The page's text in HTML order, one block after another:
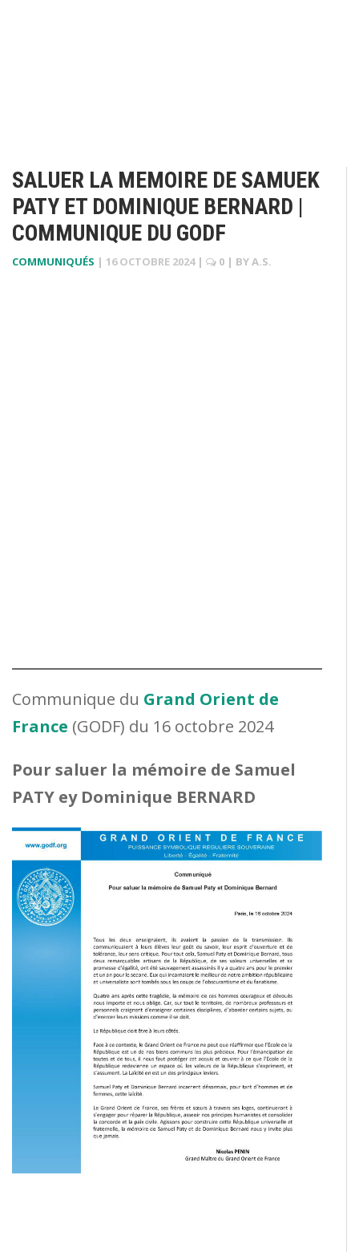
SALUER LA MEMOIRE DE SAMUEK
PATY ET DOMINIQUE BERNARD |
COMMUNIQUE DU GODF
COMMUNIQUÉS | 16 OCTOBRE 2024 | 0 | BYA.S.
Communique du Grand Orient de
France (GODF) du 16 octobre 2024
Pour saluer la mémoire de Samuel
PATY ey Dominique BERNARD